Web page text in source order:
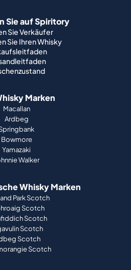
Sie auf Spiritory
Sie Verkäufer
Sie Ihren Whisky
Marken
Macallan
Ardbeg
Bowmore
Yamazaki
Walker
Whisky Marken
Park Scotch
Scotch
Scotch
Scotch
Scotch
Scotch